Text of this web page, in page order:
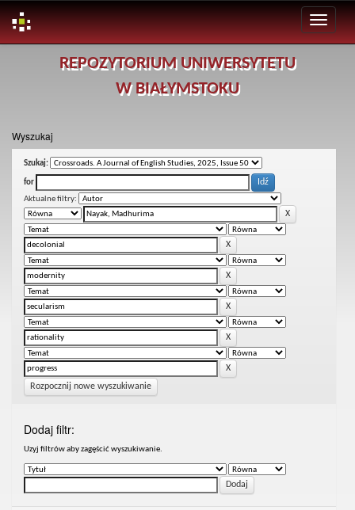
REPOZYTORIUM UNIWERSYTETU
W BIAŁYMSTOKU
Wyszukaj
Szukaj:
for
Aktualne filtry:
Rozpocznij nowe wyszukiwanie
Dodaj filtr:
Uzyj filtrów aby zagęścić wyszukiwanie.